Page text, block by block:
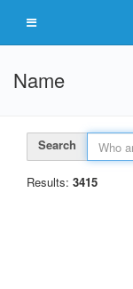
Name
Search
Results: 3415